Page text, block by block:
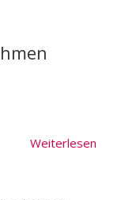
Weiterlesen